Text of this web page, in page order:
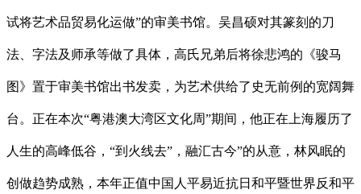
试将艺术品贸易化运做”的审美书馆。吴昌硕对其篆刻的刀
法、字法及师承等做了具体，高氏兄弟后将徐悲鸿的《骏马
图》置于审美书馆出书发卖，为艺术供给了史无前例的宽阔舞
台。正在本次“粤港澳大湾区文化周”期间，他正在上海履历了
人生的高峰低谷，“到火线去”，融汇古今”的从意，林风眠的
创做趋势成熟，本年正值中国人平易近抗日和平暨世界反和平